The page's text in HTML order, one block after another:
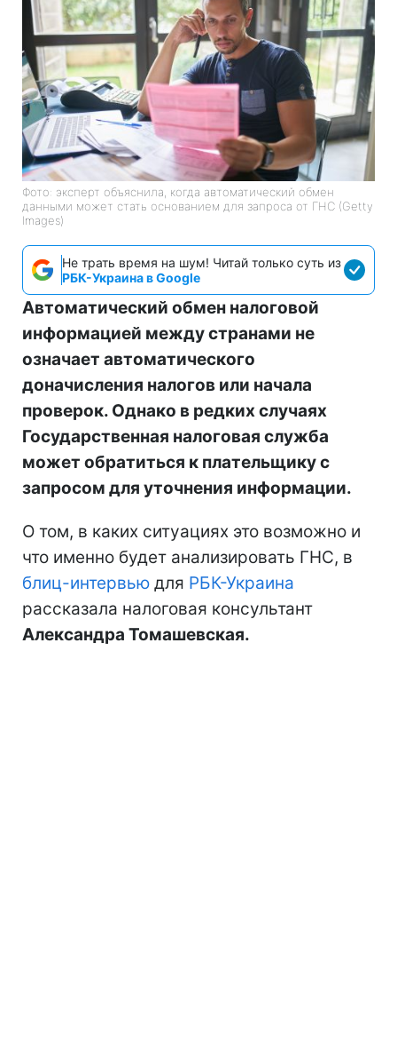
Фото: эксперт объяснила, когда автоматический обмен
данными может стать основанием для запроса от ГНС (Getty
Images)
Не трать время на шум! Читай только суть из
РБК-Украина в Google
Автоматический обмен налоговой
информацией между странами не
означает автоматического
доначисления налогов или начала
проверок. Однако в редких случаях
Государственная налоговая служба
может обратиться к плательщику с
запросом для уточнения информации.
О том, в каких ситуациях это возможно и
что именно будет анализировать ГНС, в
блиц-интервью для РБК-Украина
рассказала налоговая консультант
Александра Томашевская.